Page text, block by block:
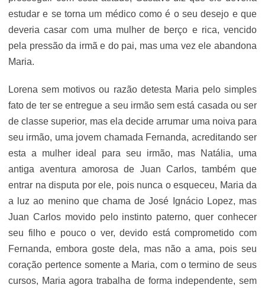
estudar e se torna um médico como é o seu desejo e que
deveria casar com uma mulher de berço e rica, vencido
pela pressão da irmã e do pai, mas uma vez ele abandona
Maria.
Lorena sem motivos ou razão detesta Maria pelo simples
fato de ter se entregue a seu irmão sem está casada ou ser
de classe superior, mas ela decide arrumar uma noiva para
seu irmão, uma jovem chamada Fernanda, acreditando ser
esta a mulher ideal para seu irmão, mas Natália, uma
antiga aventura amorosa de Juan Carlos, também que
entrar na disputa por ele, pois nunca o esqueceu, Maria da
a luz ao menino que chama de José Ignácio Lopez, mas
Juan Carlos movido pelo instinto paterno, quer conhecer
seu filho e pouco o ver, devido está comprometido com
Fernanda, embora goste dela, mas não a ama, pois seu
coração pertence somente a Maria, com o termino de seus
cursos, Maria agora trabalha de forma independente, sem